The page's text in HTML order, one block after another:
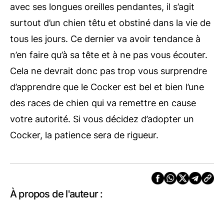
avec ses longues oreilles pendantes, il s’agit
surtout d’un chien têtu et obstiné dans la vie de
tous les jours. Ce dernier va avoir tendance à
n’en faire qu’à sa tête et à ne pas vous écouter.
Cela ne devrait donc pas trop vous surprendre
d’apprendre que le Cocker est bel et bien l’une
des races de chien qui va remettre en cause
votre autorité. Si vous décidez d’adopter un
Cocker, la patience sera de rigueur.
À propos de l'auteur :